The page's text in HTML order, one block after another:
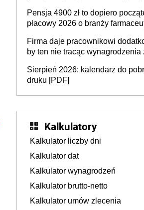
ubezpieczeniom społecznym
Pensja 4900 zł to dopiero
płacowy 2026 o branży
Firma daje pracownikowi
by ten nie tracąc wynagrodzenia
sprawdza
Sierpień 2026: kalendarz do
druku [PDF]
Kalkulatory
Kalkulator liczby dni
Kalkulator dat
Kalkulator wynagrodzeń
Kalkulator brutto-netto
Kalkulator umów zlecenia